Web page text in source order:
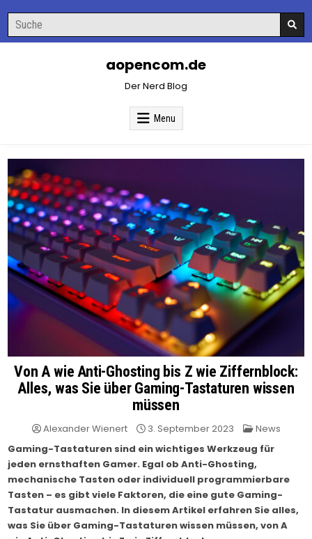
content
Search
for:
aopencom.de
Der Nerd Blog
Menu
Von A wie Anti-Ghosting bis Z wie Ziffernblock:
Alles, was Sie über Gaming-Tastaturen wissen
müssen
Alexander Wienert 3. September 2023 Posted
News
Gaming-Tastaturen sind ein wichtiges Werkzeug für
jeden ernsthaften Gamer. Egal ob Anti-Ghosting,
mechanische Tasten oder individuell programmierbare
Tasten – es gibt viele Faktoren, die eine gute Gaming-
Tastatur ausmachen. In diesem Artikel erfahren Sie alles,
was Sie über Gaming-Tastaturen wissen müssen, von A